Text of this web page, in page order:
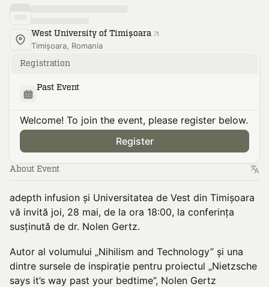
West University of Timișoara
Timișoara, Romania
Registration
Past Event
Welcome! To join the event, please register below.
Register
About Event
adepth infusion și Universitatea de Vest din Timișoara
vă invită joi, 28 mai, de la ora 18:00, la conferința
susținută de dr. Nolen Gertz.
Autor al volumului „Nihilism and Technology” și una
dintre sursele de inspirație pentru proiectul „Nietzsche
says it’s way past your bedtime”, Nolen Gertz